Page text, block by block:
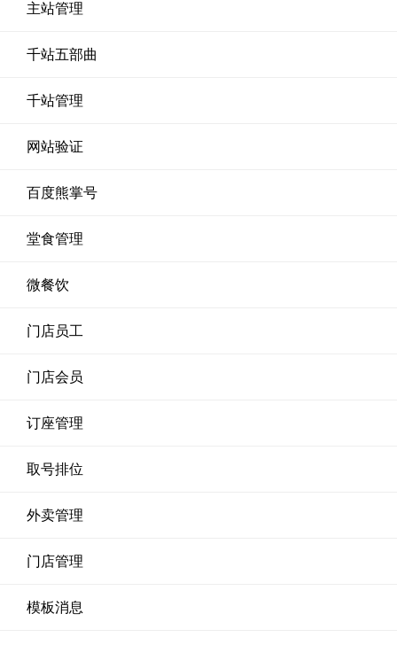
主站管理
千站五部曲
千站管理
网站验证
百度熊掌号
堂食管理
微餐饮
门店员工
门店会员
订座管理
取号排位
外卖管理
门店管理
模板消息